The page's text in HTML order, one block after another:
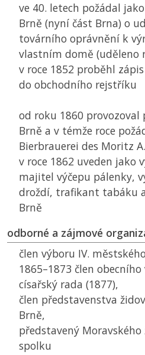
ve 40. letech požádal
Brně (nyní část Brna) o
továrního oprávnění k
vlastním domě (uděleno
v roce 1852 proběhl
do obchodního rejstříku
od roku 1860 provozoval
Brně a v témže roce
Bierbrauerei des Moritz
v roce 1862 uveden jako
majitel výčepu pálenky,
droždí, trafikant tabáku
Brně
odborné a zájmové
člen výboru IV.
1865–1873 člen
císařský rada (1877),
člen představenstva
Brně,
představený
spolku